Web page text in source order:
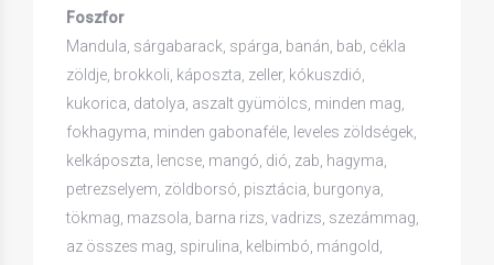
Foszfor
Mandula, sárgabarack, spárga, banán, bab, cékla
zöldje, brokkoli, káposzta, zeller, kókuszdió,
kukorica, datolya, aszalt gyümölcs, minden mag,
fokhagyma, minden gabonaféle, leveles zöldségek,
kelkáposzta, lencse, mangó, dió, zab, hagyma,
petrezselyem, zöldborsó, pisztácia, burgonya,
tökmag, mazsola, barna rizs, vadrizs, szezámmag,
az összes mag, spirulina, kelbimbó, mángold,